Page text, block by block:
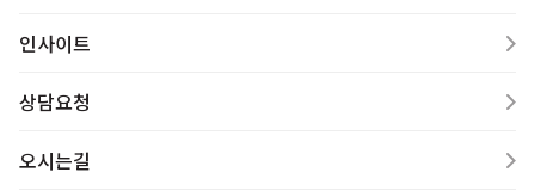
인사이트
상담요청
오시는길